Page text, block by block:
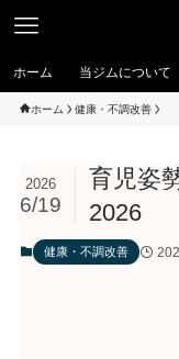
ホーム 当ジムについて
ホーム 健康・不調改善
育児姿
2026
2026
6/19
健康・不調改善